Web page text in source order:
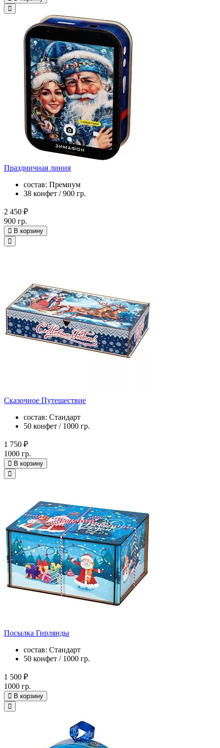
Праздничная линия
состав: Премиум
38 конфет / 900 гр.
2 450 ₽
900 гр.
В корзину
Сказочное Путешествие
состав: Стандарт
50 конфет / 1000 гр.
1 750 ₽
1000 гр.
В корзину
Посылка Гирлянды
состав: Стандарт
50 конфет / 1000 гр.
1 500 ₽
1000 гр.
В корзину